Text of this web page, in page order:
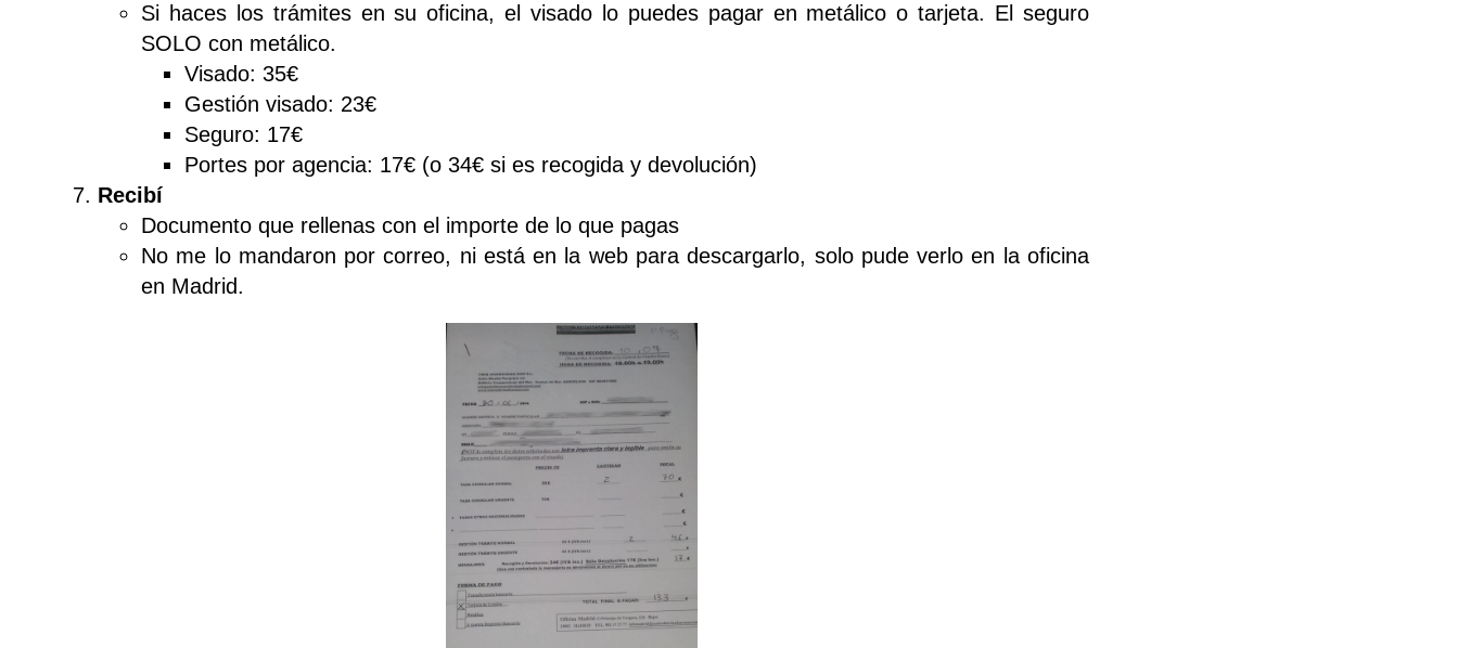
Si haces los trámites en su oficina, el visado lo puedes pagar en metálico o tarjeta. El seguro
SOLO con metálico.
Visado: 35€
Gestión visado: 23€
Seguro: 17€
Portes por agencia: 17€ (o 34€ si es recogida y devolución)
Recibí
Documento que rellenas con el importe de lo que pagas
No me lo mandaron por correo, ni está en la web para descargarlo, solo pude verlo en la oficina
en Madrid.